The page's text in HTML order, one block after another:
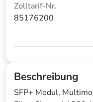
Zolltarif-Nr.
85176200
Beschreibung
SFP+ Modul,